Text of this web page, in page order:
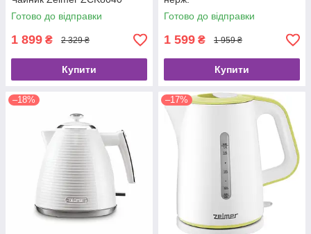
Готово до відправки
1 899 ₴ 2 329 ₴
Купити
Готово до відправки
1 599 ₴ 1 959 ₴
Купити
–18% –17%